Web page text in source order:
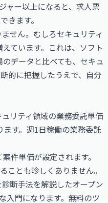
ャー以上になると、求人票
きます。
せん。むしろセキュリティ
ています。これは、ソフト
のデータと比べても、セキュ
的に把握したうえで、自分
リティ領域の業務委託単価
す。週1日稼働の業務委託
件単価が設定されます。
とも珍しくありません。
断手法を解説したオープン
入門になります。無料のツ